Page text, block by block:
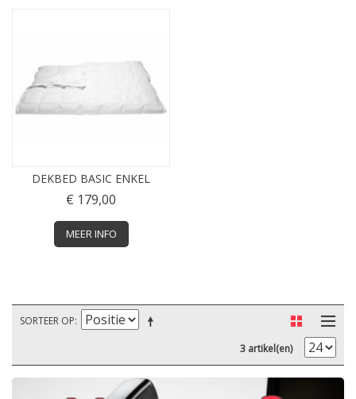
DEKBED BASIC ENKEL
€ 179,00
MEER INFO
SORTEER OP
3 artikel(en)